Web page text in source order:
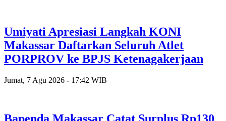
Umiyati Apresiasi Langkah KONI
Makassar Daftarkan Seluruh Atlet
PORPROV ke BPJS Ketenagakerjaan
Jumat, 7 Agu 2026 - 17:42 WIB